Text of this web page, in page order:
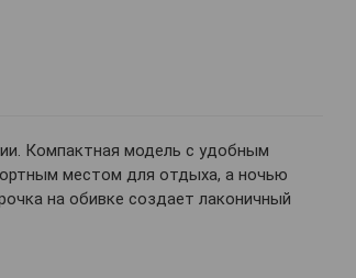
Компактная модель с удобным
местом для отдыха, а ночью
на обивке создает лаконичный